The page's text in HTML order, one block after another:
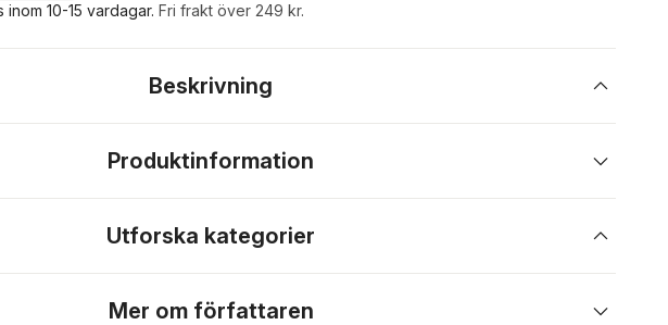
inom 10-15 vardagar. Fri frakt över 249 kr.
Beskrivning
Produktinformation
Utforska kategorier
Mer om författaren